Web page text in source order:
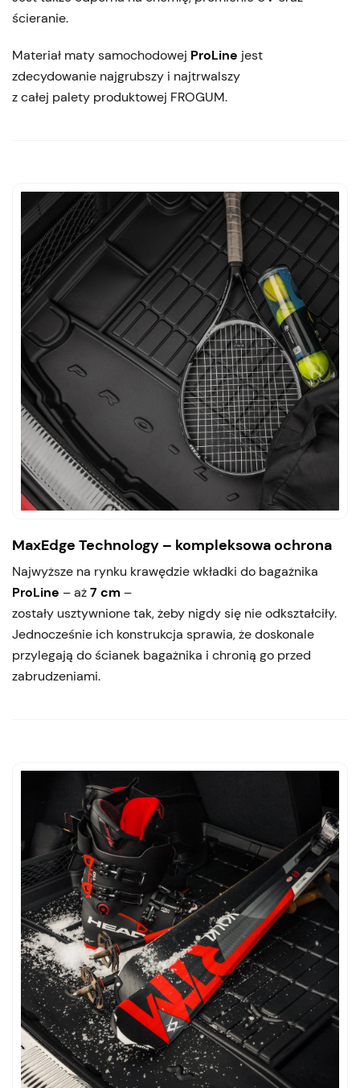
ścieranie.
Materiał maty samochodowej ProLine jest
zdecydowanie najgrubszy i najtrwalszy
z całej palety produktowej FROGUM.
MaxEdge Technology – kompleksowa ochrona
Najwyższe na rynku krawędzie wkładki do bagażnika
ProLine – aż7 cm –
zostały usztywnione tak, żeby nigdy się nie odkształciły.
Jednocześnie ich konstrukcja sprawia, że doskonale
przylegają do ścianek bagażnika i chronią go przed
zabrudzeniami.